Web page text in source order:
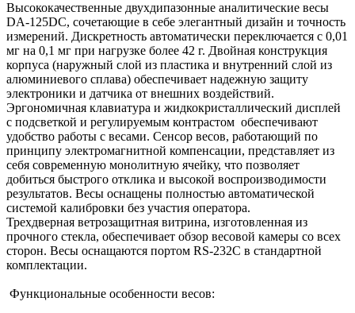
Высококачественные двухдипазонные аналитические весы
DA-125DC, сочетающие в себе элегантный дизайн и точность
измерений. Дискретность автоматически переключается с 0,01
мг на 0,1 мг при нагрузке более 42 г. Двойная конструкция
корпуса (наружный слой из пластика и внутренний слой из
алюминиевого сплава) обеспечивает надежную защиту
электроники и датчика от внешних воздействий.
Эргономичная клавиатура и жидкокристаллический дисплей
с подсветкой и регулируемым контрастом обеспечивают
удобство работы с весами. Сенсор весов, работающий по
принципу электромагнитной компенсации, представляет из
себя современную монолитную ячейку, что позволяет
добиться быстрого отклика и высокой воспроизводимости
результатов. Весы оснащены полностью автоматической
системой калибровки без участия оператора.
Трехдверная ветрозащитная витрина, изготовленная из
прочного стекла, обеспечивает обзор весовой камеры со всех
сторон. Весы оснащаются портом RS-232C в стандартной
комплектации.
Функциональные особенности весов: